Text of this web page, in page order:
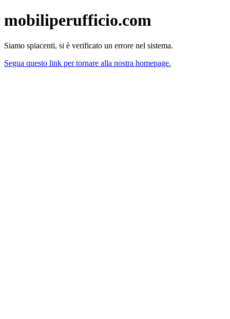
mobiliperufficio.com
Siamo spiacenti, si è verificato un errore nel sistema.
Segua questo link per tornare alla nostra homepage.